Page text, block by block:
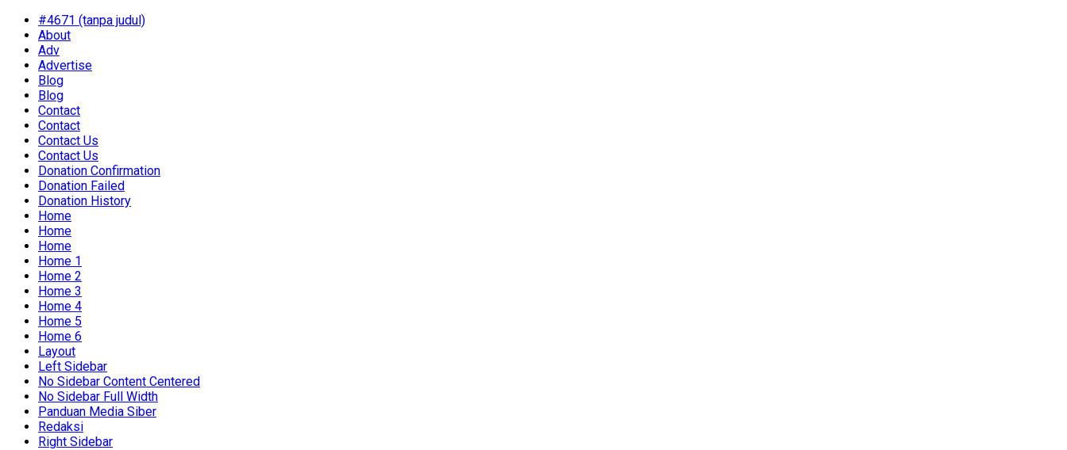
#4671 (tanpa judul)
About
Adv
Advertise
Blog
Blog
Contact
Contact
Contact Us
Contact Us
Donation Confirmation
Donation Failed
Donation History
Home
Home
Home
Home 1
Home 2
Home 3
Home 4
Home 5
Home 6
Layout
Left Sidebar
No Sidebar Content Centered
No Sidebar Full Width
Panduan Media Siber
Redaksi
Right Sidebar